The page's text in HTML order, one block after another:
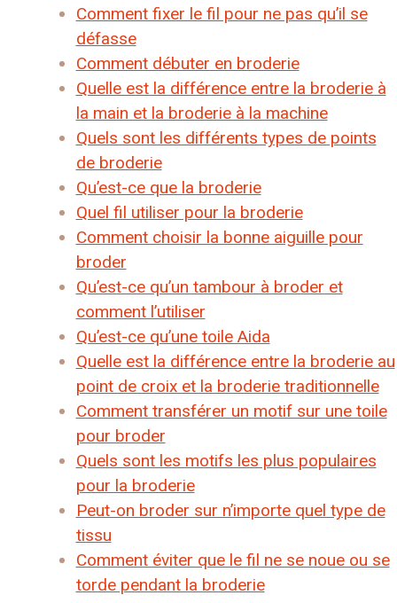
Comment fixer le fil pour ne pas qu’il se
défasse
Comment débuter en broderie
Quelle est la différence entre la broderie à
la main et la broderie à la machine
Quels sont les différents types de points
de broderie
Qu’est-ce que la broderie
Quel fil utiliser pour la broderie
Comment choisir la bonne aiguille pour
broder
Qu’est-ce qu’un tambour à broder et
comment l’utiliser
Qu’est-ce qu’une toile Aida
Quelle est la différence entre la broderie au
point de croix et la broderie traditionnelle
Comment transférer un motif sur une toile
pour broder
Quels sont les motifs les plus populaires
pour la broderie
Peut-on broder sur n’importe quel type de
tissu
Comment éviter que le fil ne se noue ou se
torde pendant la broderie